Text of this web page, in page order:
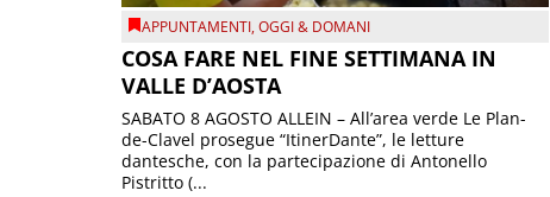
APPUNTAMENTI,OGGI & DOMANI
COSA FARE NEL FINE SETTIMANA IN
VALLE D’AOSTA
SABATO 8 AGOSTO ALLEIN – All’area verde Le Plan-
de-Clavel prosegue “ItinerDante”, le letture
dantesche, con la partecipazione di Antonello
Pistritto (...